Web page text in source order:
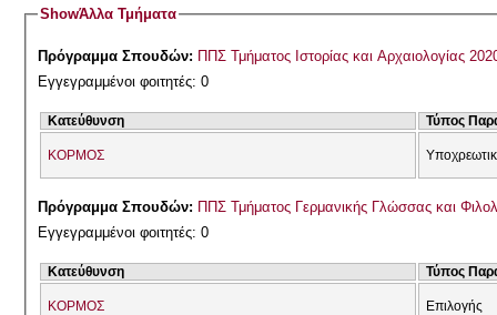
ShowΆλλα Τμήματα
Πρόγραμμα Σπουδών: ΠΠΣ Τμήματος Ιστορίας και Αρχαιολογίας
Εγγεγραμμένοι φοιτητές: 0
Κατεύθυνση Τύπος
ΚΟΡΜΟΣ
Πρόγραμμα Σπουδών: ΠΠΣ Τμήματος Γερμανικής Γλώσσας και
Εγγεγραμμένοι φοιτητές: 0
Κατεύθυνση Τύπος
ΚΟΡΜΟΣ Επιλογής